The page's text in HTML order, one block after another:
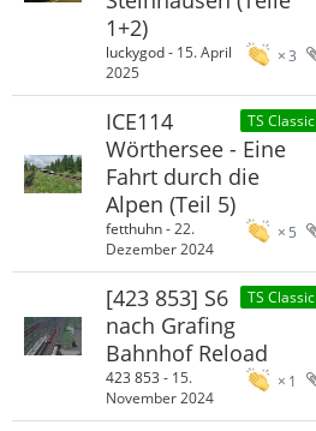
1+2)
3
luckygod- 15. April
2025
TS Classic
ICE114
Wörthersee - Eine
Fahrt durch die
Alpen (Teil 5)
5
fetthuhn-22.
Dezember 2024
TS Classic
[423 853] S6
nach Grafing
Bahnhof Reload
1
423 853 - 15.
November 2024